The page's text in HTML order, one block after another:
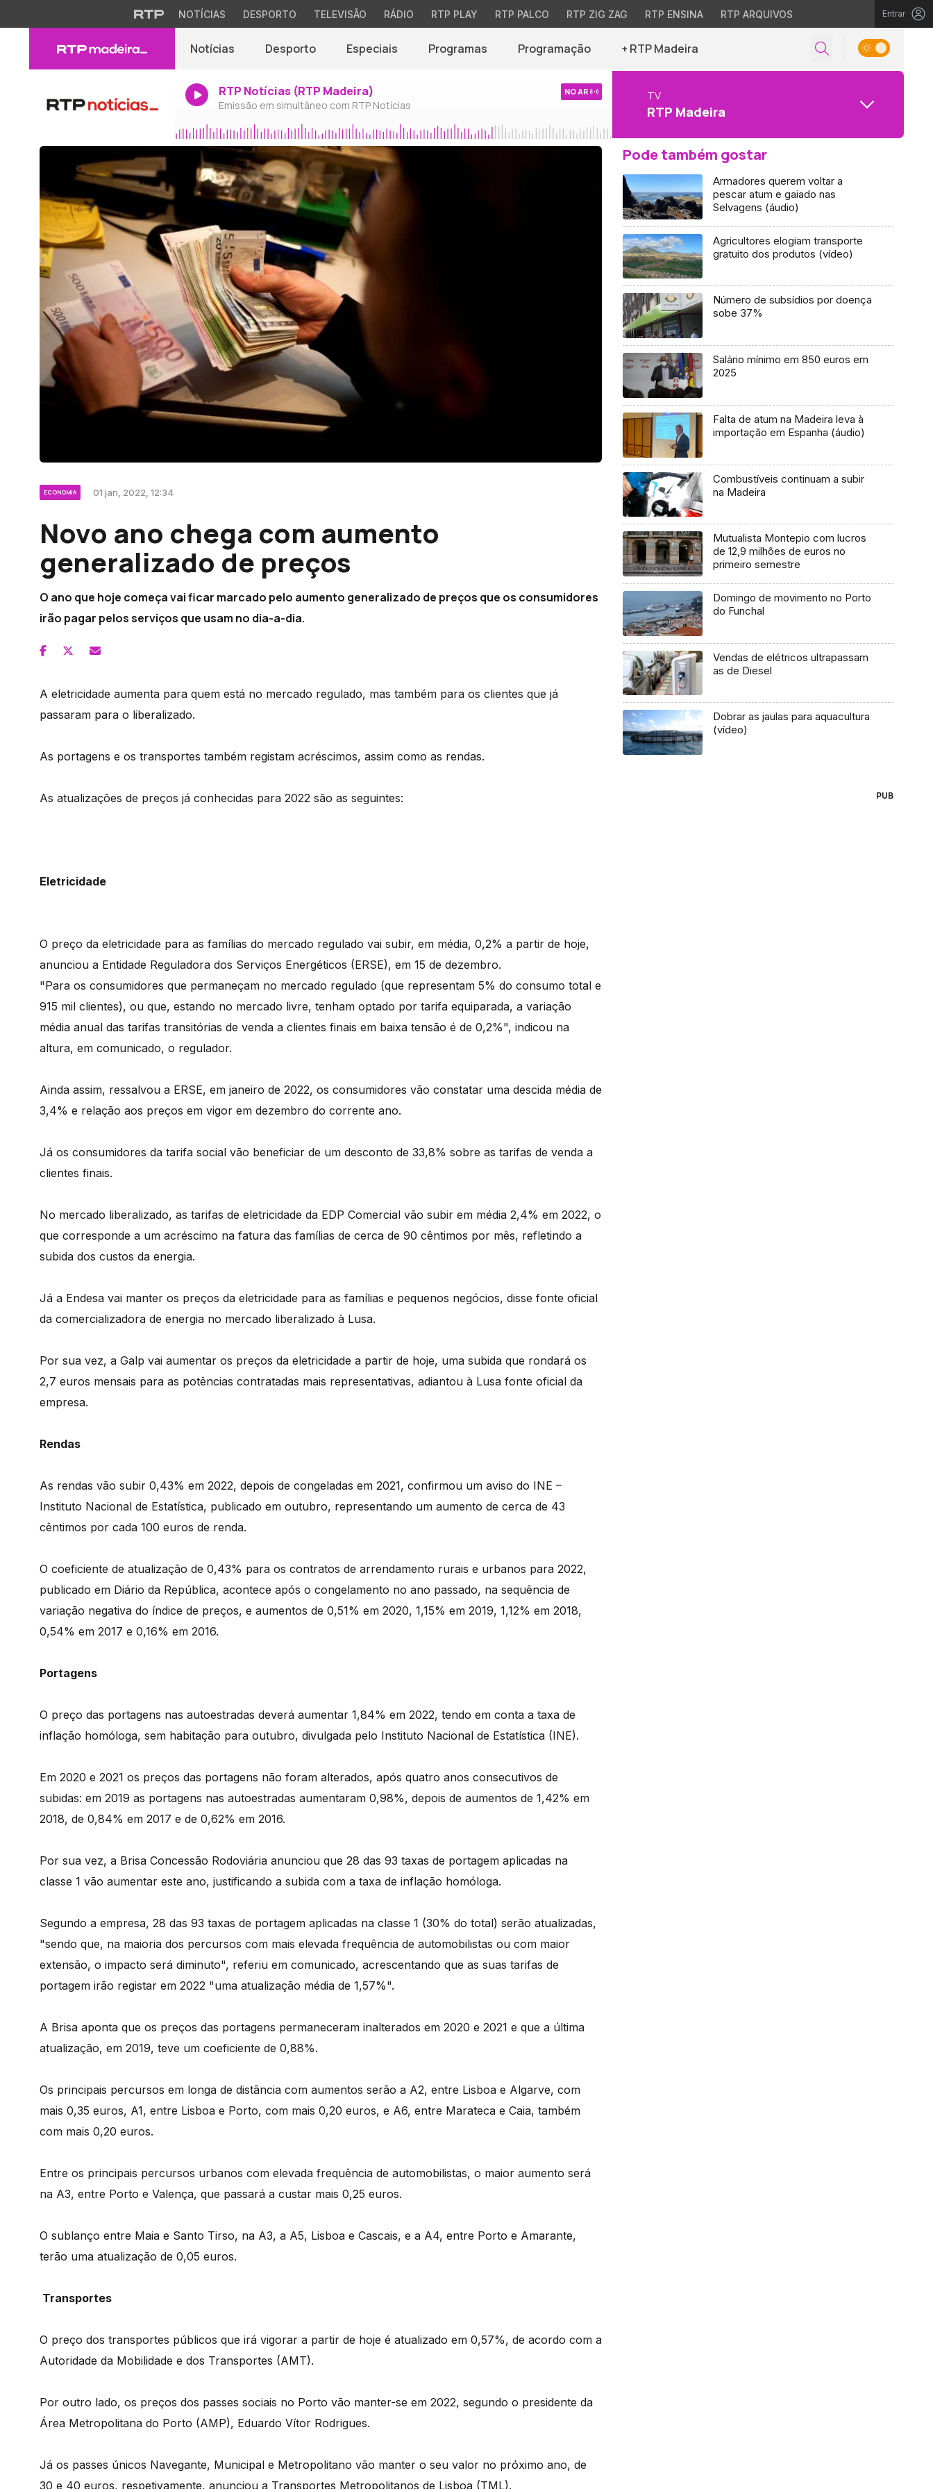
NOTÍCIAS DESPORTO TELEVISÃO RÁDIO RTP PLAY RTP PALCO RTP ZIG ZAG RTP ENSINA RTP ARQUIVOS Entrar
Notícias Desporto Especiais Programas Programação + RTP Madeira
RTP Notícias (RTP Madeira)
Emissão em simultâneo com RTP Notícias
NO AR TV
RTP Madeira
ECONOMIA 01 jan, 2022, 12:34
Novo ano chega com aumento
generalizado de preços
O ano que hoje começa vai ficar marcado pelo aumento generalizado de preços que os consumidores
irão pagar pelos serviços que usam no dia-a-dia.
A eletricidade aumenta para quem está no mercado regulado, mas também para os clientes que já
passaram para o liberalizado.
As portagens e os transportes também registam acréscimos, assim como as rendas.
As atualizações de preços já conhecidas para 2022 são as seguintes:
Eletricidade
O preço da eletricidade para as famílias do mercado regulado vai subir, em média, 0,2% a partir de hoje,
anunciou a Entidade Reguladora dos Serviços Energéticos (ERSE), em 15 de dezembro.
"Para os consumidores que permaneçam no mercado regulado (que representam 5% do consumo total e
915 mil clientes), ou que, estando no mercado livre, tenham optado por tarifa equiparada, a variação
média anual das tarifas transitórias de venda a clientes finais em baixa tensão é de 0,2%", indicou na
altura, em comunicado, o regulador.
Ainda assim, ressalvou a ERSE, em janeiro de 2022, os consumidores vão constatar uma descida média de
3,4% e relação aos preços em vigor em dezembro do corrente ano.
Já os consumidores da tarifa social vão beneficiar de um desconto de 33,8% sobre as tarifas de venda a
clientes finais.
No mercado liberalizado, as tarifas de eletricidade da EDP Comercial vão subir em média 2,4% em 2022, o
que corresponde a um acréscimo na fatura das famílias de cerca de 90 cêntimos por mês, refletindo a
subida dos custos da energia.
Já a Endesa vai manter os preços da eletricidade para as famílias e pequenos negócios, disse fonte oficial
da comercializadora de energia no mercado liberalizado à Lusa.
Por sua vez, a Galp vai aumentar os preços da eletricidade a partir de hoje, uma subida que rondará os
2,7 euros mensais para as potências contratadas mais representativas, adiantou à Lusa fonte oficial da
empresa.
Rendas
As rendas vão subir 0,43% em 2022, depois de congeladas em 2021, confirmou um aviso do INE –
Instituto Nacional de Estatística, publicado em outubro, representando um aumento de cerca de 43
cêntimos por cada 100 euros de renda.
O coeficiente de atualização de 0,43% para os contratos de arrendamento rurais e urbanos para 2022,
publicado em Diário da República, acontece após o congelamento no ano passado, na sequência de
variação negativa do índice de preços, e aumentos de 0,51% em 2020, 1,15% em 2019, 1,12% em 2018,
0,54% em 2017 e 0,16% em 2016.
Portagens
O preço das portagens nas autoestradas deverá aumentar 1,84% em 2022, tendo em conta a taxa de
inflação homóloga, sem habitação para outubro, divulgada pelo Instituto Nacional de Estatística (INE).
Em 2020 e 2021 os preços das portagens não foram alterados, após quatro anos consecutivos de
subidas: em 2019 as portagens nas autoestradas aumentaram 0,98%, depois de aumentos de 1,42% em
2018, de 0,84% em 2017 e de 0,62% em 2016.
Por sua vez, a Brisa Concessão Rodoviária anunciou que 28 das 93 taxas de portagem aplicadas na
classe 1 vão aumentar este ano, justificando a subida com a taxa de inflação homóloga.
Segundo a empresa, 28 das 93 taxas de portagem aplicadas na classe 1 (30% do total) serão atualizadas,
"sendo que, na maioria dos percursos com mais elevada frequência de automobilistas ou com maior
extensão, o impacto será diminuto", referiu em comunicado, acrescentando que as suas tarifas de
portagem irão registar em 2022 "uma atualização média de 1,57%".
A Brisa aponta que os preços das portagens permaneceram inalterados em 2020 e 2021 e que a última
atualização, em 2019, teve um coeficiente de 0,88%.
Os principais percursos em longa de distância com aumentos serão a A2, entre Lisboa e Algarve, com
mais 0,35 euros, A1, entre Lisboa e Porto, com mais 0,20 euros, e A6, entre Marateca e Caia, também
com mais 0,20 euros.
Entre os principais percursos urbanos com elevada frequência de automobilistas, o maior aumento será
na A3, entre Porto e Valença, que passará a custar mais 0,25 euros.
O sublanço entre Maia e Santo Tirso, na A3, a A5, Lisboa e Cascais, e a A4, entre Porto e Amarante,
terão uma atualização de 0,05 euros.
Transportes
O preço dos transportes públicos que irá vigorar a partir de hoje é atualizado em 0,57%, de acordo com a
Autoridade da Mobilidade e dos Transportes (AMT).
Por outro lado, os preços dos passes sociais no Porto vão manter-se em 2022, segundo o presidente da
Área Metropolitana do Porto (AMP), Eduardo Vítor Rodrigues.
Já os passes únicos Navegante, Municipal e Metropolitano vão manter o seu valor no próximo ano, de
30 e 40 euros, respetivamente, anunciou a Transportes Metropolitanos de Lisboa (TML).
Pode também gostar
Armadores querem voltar a
pescar atum e gaiado nas
Selvagens (áudio)
Agricultores elogiam transporte
gratuito dos produtos (vídeo)
Número de subsídios por doença
sobe 37%
Salário mínimo em 850 euros em
2025
Falta de atum na Madeira leva à
importação em Espanha (áudio)
Combustíveis continuam a subir
na Madeira
Mutualista Montepio com lucros
de 12,9 milhões de euros no
primeiro semestre
Domingo de movimento no Porto
do Funchal
Vendas de elétricos ultrapassam
as de Diesel
Dobrar as jaulas para aquacultura
(vídeo)
PUB